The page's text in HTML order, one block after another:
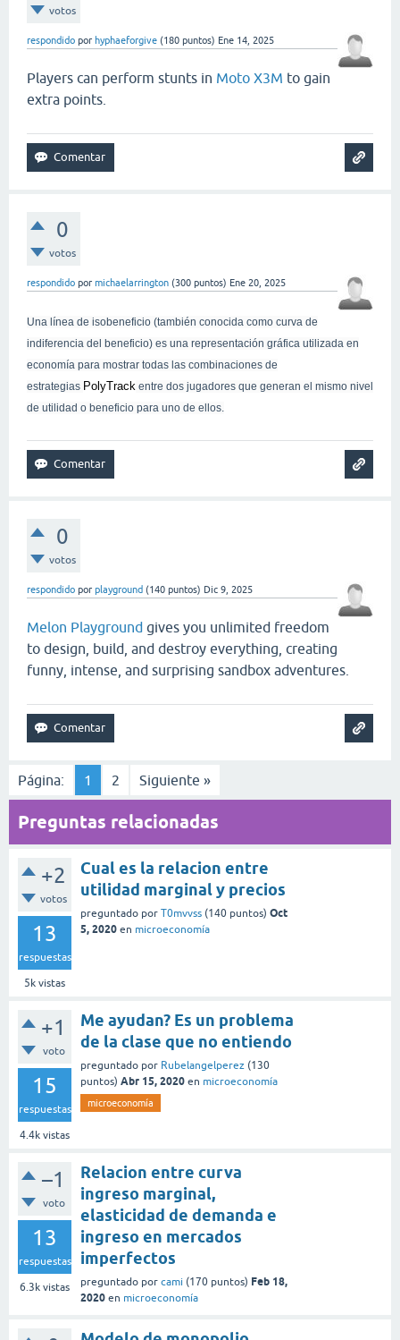
votos
respondido por hyphaeforgive (180 puntos) Ene 14, 2025
Players can perform stunts in Moto X3M to gain
extra points.
0
votos
respondido por michaelarrington (300 puntos) Ene 20, 2025
Una línea de isobeneficio (también conocida como curva de
indiferencia del beneficio) es una representación gráfica utilizada en
economía para mostrar todas las combinaciones de
estrategias PolyTrack entre dos jugadores que generan el mismo nivel
de utilidad o beneficio para uno de ellos.
0
votos
respondido por playground (140 puntos) Dic 9, 2025
Melon Playground gives you unlimited freedom
to design, build, and destroy everything, creating
funny, intense, and surprising sandbox adventures.
Página: 1 2 Siguiente »
Preguntas relacionadas
+2
votos
13
respuestas
5k vistas
Cual es la relacion entre
utilidad marginal y precios
preguntado por T0mvvss (140 puntos) Oct
5, 2020 en microeconomía
+1
voto
15
respuestas
4.4k vistas
Me ayudan? Es un problema
de la clase que no entiendo
preguntado por Rubelangelperez (130
puntos) Abr 15, 2020 en microeconomía
microeconomía
–1
voto
13
respuestas
6.3k vistas
Relacion entre curva
ingreso marginal,
elasticidad de demanda e
ingreso en mercados
imperfectos
preguntado por cami (170 puntos) Feb 18,
2020 en microeconomía